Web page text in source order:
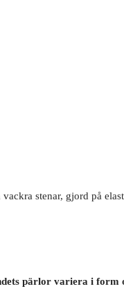
stenar, gjord på
pärlor variera i form